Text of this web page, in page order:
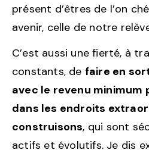
présent d’êtres de l’on
avenir, celle de notre
C’est aussi une fierté, à
constants, de faire en
avec le revenu minimum
dans les endroits
construisons, qui sont
actifs et évolutifs. Je dis